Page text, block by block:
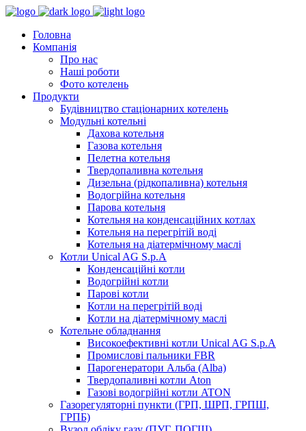
Головна
Компанія
Про нас
Наші роботи
Фото котелень
Продукти
Будівництво стаціонарних котелень
Модульні котельні
Дахова котельня
Газова котельня
Пелетна котельня
Твердопаливна котельня
Дизельна (рідкопаливна) котельня
Водогрійна котельня
Парова котельня
Котельня на конденсаційних котлах
Котельня на перегрітій воді
Котельня на діатермічному маслі
Котли Unical AG S.p.A
Конденсаційні котли
Водогрійні котли
Парові котли
Котли на перегрітій воді
Котли на діатермічному маслі
Котельне обладнання
Високоефективні котли Unical AG S.p.A
Промислові пальники FBR
Парогенератори Альба (Alba)
Твердопаливні котли Aton
Газові водогрійні котли ATON
Газорегуляторні пункти (ГРП, ШРП, ГРПШ,
ГРПБ)